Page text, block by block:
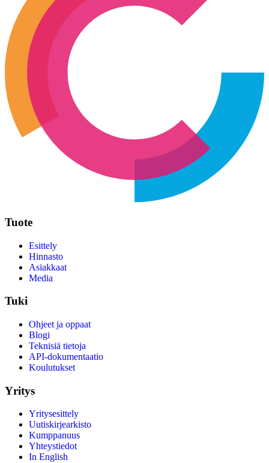
Tuote
Esittely
Hinnasto
Asiakkaat
Media
Tuki
Ohjeet ja oppaat
Blogi
Teknisiä tietoja
API-dokumentaatio
Koulutukset
Yritys
Yritysesittely
Uutiskirjearkisto
Kumppanuus
Yhteystiedot
In English